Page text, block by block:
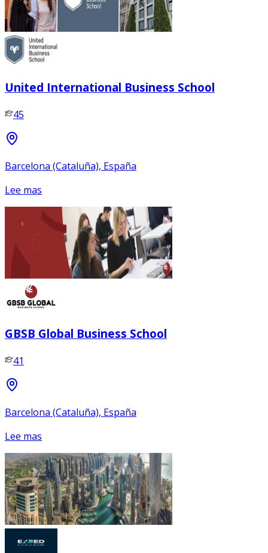
United International Business School
45
Barcelona (Cataluña), España
Lee mas
GBSB Global Business School
41
Barcelona (Cataluña), España
Lee mas